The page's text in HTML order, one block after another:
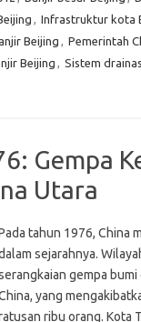
, Infrastruktur kota
Beijing , Pemerintah
Beijing , Sistem
Gempa
Utara
tahun 1976, China
sejarahnya.
gempa
yang
ribu orang. Kota